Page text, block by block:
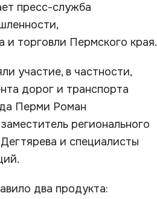
пресс-служба
и торговли Пермского края.
участие, в частности,
дорог и транспорта
Перми Роман
регионального
и специалисты
два продукта: